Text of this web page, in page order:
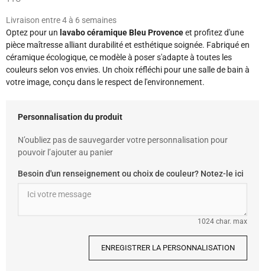
Livraison entre 4 à 6 semaines
Optez pour un lavabo céramique Bleu Provenceet profitez d'une
pièce maîtresse alliant durabilité et esthétique soignée. Fabriqué en
céramique écologique, ce modèle à poser s'adapte à toutes les
couleurs selon vos envies. Un choix réfléchi pour une salle de bain à
votre image, conçu dans le respect de l'environnement.
Personnalisation du produit
N’oubliez pas de sauvegarder votre personnalisation pour
pouvoir l’ajouter au panier
Besoin d'un renseignement ou choix de couleur? Notez-le ici
1024 char. max
ENREGISTRER LA PERSONNALISATION